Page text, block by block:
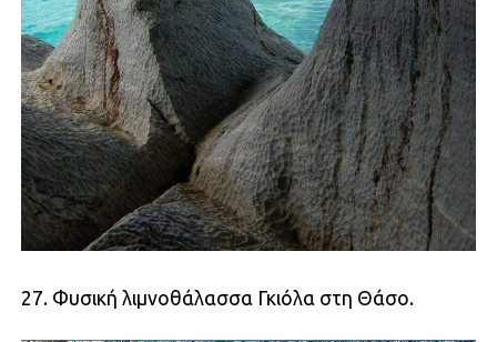
27. Φυσική λιμνοθάλασσα Γκιόλα στη Θάσο.